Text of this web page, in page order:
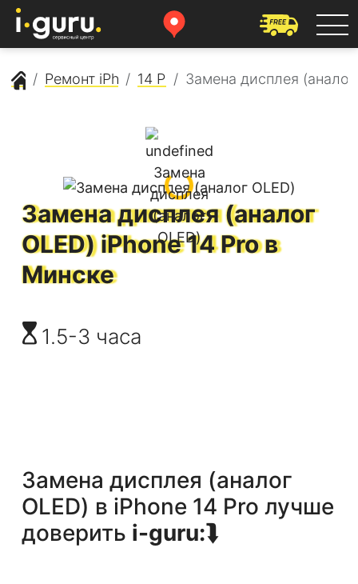
Сервисный центр Apple
Ремонт iPhone14 Pro Замена дисплея (аналог
Замена дисплея (аналог
OLED)iPhone 14 Proв
Минске
1.5-3 часа
Замена дисплея (аналог
OLED) в iPhone 14 Pro лучше
доверить i-guru:⮯